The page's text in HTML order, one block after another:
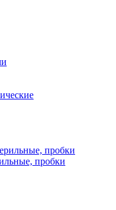
пробки
пробки